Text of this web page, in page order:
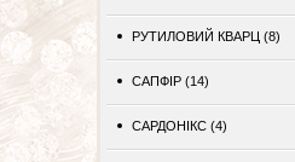
РУТИЛОВИЙ КВАРЦ (8)
САПФІР (14)
САРДОНІКС (4)